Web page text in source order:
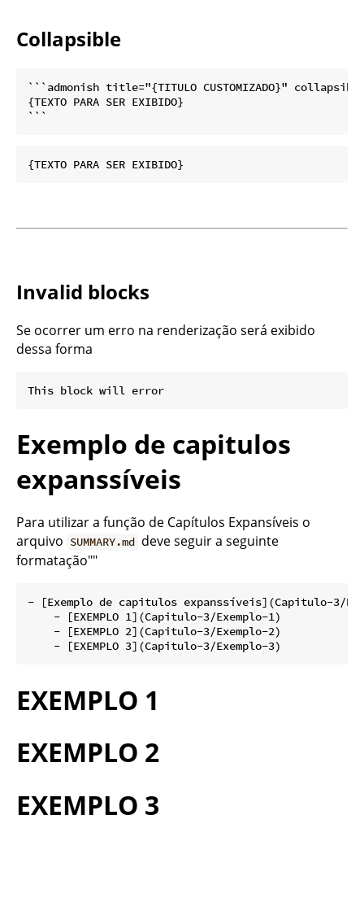
Collapsible
```admonish title="{TITULO CUSTOMIZADO}"
{TEXTO PARA SER EXIBIDO}
Invalid blocks
Se ocorrer um erro na renderização será exibido
dessa forma
Exemplo de capitulos
expanssíveis
Para utilizar a função de Capítulos Expansíveis o
arquivo SUMMARY.md deve seguir a seguinte
formatação""
- [Exemplo de capitulos expanssíveis](Capitulo-3/
    - [EXEMPLO 1](Capitulo-3/Exemplo-1)
    - [EXEMPLO 2](Capitulo-3/Exemplo-2)
EXEMPLO 1
EXEMPLO 2
EXEMPLO 3